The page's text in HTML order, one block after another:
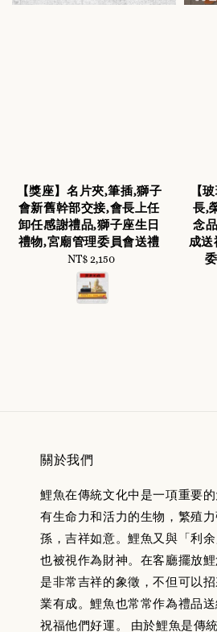
【獎座】名片夾,筆插,獅子
會新舊幹部交接,會長上任
卸任感謝禮品,獅子座生日
禮物,宮廟管理委員會送禮
Regular
price
NT$ 2,150
【
長,
念
成送
關於我們
鯉魚在傳統文化中是一項重要
有生命力和活力的生物，繁殖
孫，吉祥如意。鯉魚又與「利
也被視作為財神。在客廳擺放
是非常吉祥的象徵，不但可以
業有成。鯉魚也常常作為禮品
祝福他們好運。 由於鯉魚是傳